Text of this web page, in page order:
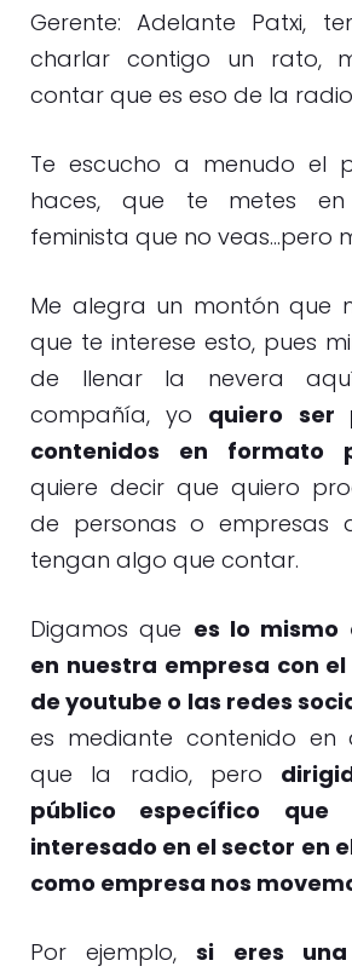
Gerente: Adelante Patxi,
charlar contigo un rato,
contar que es eso de la
Te escucho a menudo el
haces, que te metes
feminista que no veas…pero
Me alegra un montón que
que te interese esto, pues
de llenar la nevera
compañía, yo quiero ser
contenidos en formato
quiere decir que quiero
de personas o empresas
tengan algo que contar.
Digamos que es lo mismo
en nuestra empresa con
de youtube o las redes
es mediante contenido en
que la radio, pero
público específico que
interesado en el sector en
como empresa nos
Por ejemplo,si eres una